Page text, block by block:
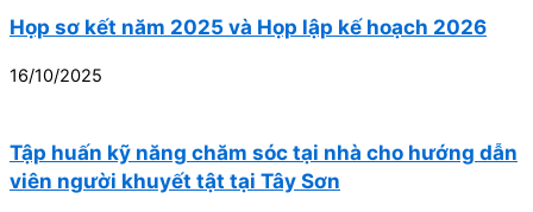
Họp sơ kết năm 2025 và Họp lập kế hoạch 2026
16/10/2025
Tập huấn kỹ năng chăm sóc tại nhà cho hướng dẫn
viên người khuyết tật tại Tây Sơn